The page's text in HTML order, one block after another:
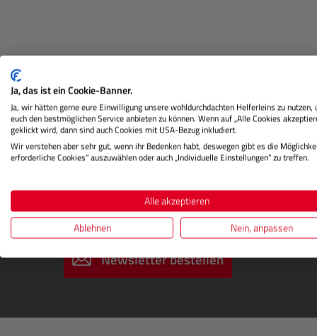
Beschreibung
DIGITALSTORE Newsletter abonnieren
Newsletter bestellen
Ja, das ist ein Cookie-Banner.
Ja, wir hätten gerne eure Einwilligung unsere wohldurchdachten Helferleins zu nutzen,
euch den bestmöglichen Service anbieten zu können. Wenn auf „Alle Cookies
geklickt wird, dann sind auch Cookies mit USA-Bezug inkludiert.
Wir verstehen aber sehr gut, wenn ihr Bedenken habt, deswegen gibt es die
erforderliche Cookies“ auszuwählen oder auch „Individuelle Einstellungen“ zu treffen.
Alle akzeptieren
Ablehnen
Nein, anpassen